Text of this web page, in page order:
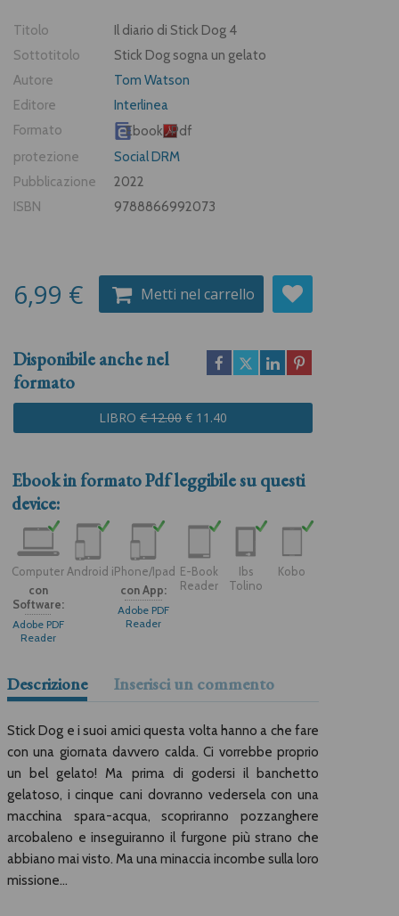
Titolo
Il diario di Stick Dog 4
Sottotitolo
Stick Dog sogna un gelato
Autore
Tom Watson
Editore
Interlinea
Formato
Ebook Pdf
protezione
Social DRM
Pubblicazione
2022
ISBN
9788866992073
6,99 € Metti nel carrello
Disponibile anche nel
formato
LIBRO € 12.00 € 11.40
Ebook in formatoPdfleggibile su questi
device:
Computer
con
Software:
Adobe PDF
Reader
Android iPhone/Ipad
con App:
Adobe PDF
Reader
E-Book
Reader
Ibs
Tolino
Kobo
Descrizione Inserisci un commento
Stick Dog e i suoi amici questa volta hanno a che fare
con una giornata davvero calda. Ci vorrebbe proprio
un bel gelato! Ma prima di godersi il banchetto
gelatoso, i cinque cani dovranno vedersela con una
macchina spara-acqua, scopriranno pozzanghere
arcobaleno e inseguiranno il furgone più strano che
abbiano mai visto. Ma una minaccia incombe sulla loro
missione...